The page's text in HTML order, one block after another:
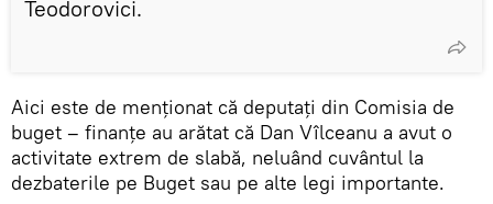
Teodorovici.
Aici este de menționat că deputați din Comisia de
buget – finanțe au arătat că Dan Vîlceanu a avut o
activitate extrem de slabă, neluând cuvântul la
dezbaterile pe Buget sau pe alte legi importante.